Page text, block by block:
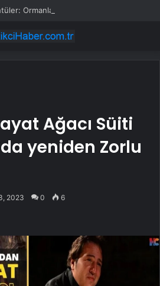
Ağacı Süiti
yeniden Zorlu
2023 0 6